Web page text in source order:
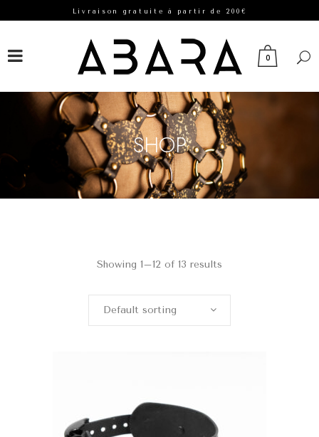
Livraison gratuite à partir de 200€
0
SHOP
Showing 1–12 of 13 results
Default sorting